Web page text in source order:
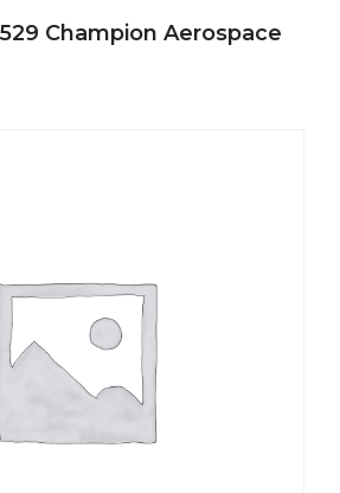
Champion Aerospace